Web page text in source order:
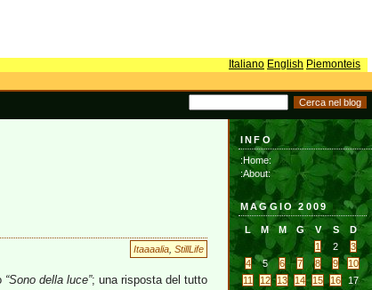
Italiano English Piemonteis
Itaaaalia StillLife
“Sono della luce”; una risposta del tutto
INFO
:Home:
:About:
MAGGIO 2009
L M M G V S
D
1
2
3
4
5 6 7 8 9
10
11
12 13 14 15 16
17